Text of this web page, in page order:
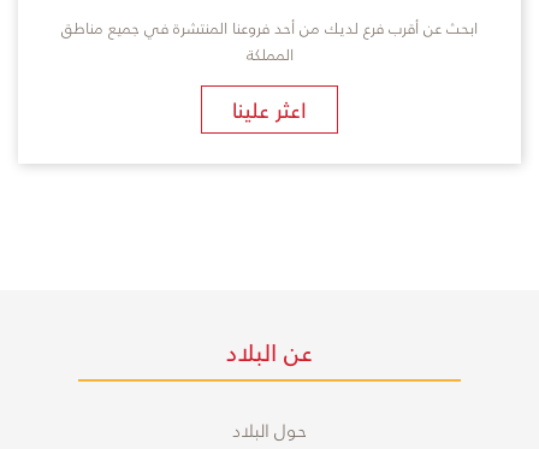
ابحث عن أقرب فرع لديك من أحد فروعنا المنتشرة في جميع مناطق
المملكة
​اعثر علينا
عن البلاد
حول البلاد